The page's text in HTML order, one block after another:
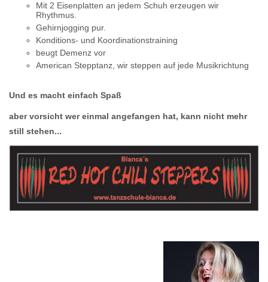
Mit 2 Eisenplatten an jedem Schuh erzeugen wir
Rhythmus.
Gehirnjogging pur.
Konditions- und Koordinationstraining
beugt Demenz vor
American Stepptanz, wir steppen auf jede Musikrichtung
Und es macht einfach Spaß
aber vorsicht wer einmal angefangen hat, kann nicht mehr
still stehen...